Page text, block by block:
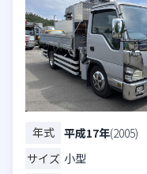
年式 平成17年(2005)
サイズ 小型